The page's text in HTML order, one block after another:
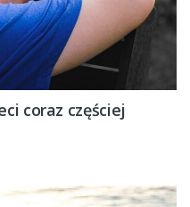
coraz częściej